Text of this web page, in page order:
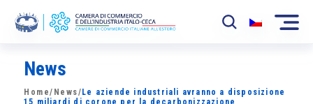
La Camera
News
News
Home/ News/ Le aziende industriali avranno a disposizione
15 miliardi di corone per la decarbonizzazione